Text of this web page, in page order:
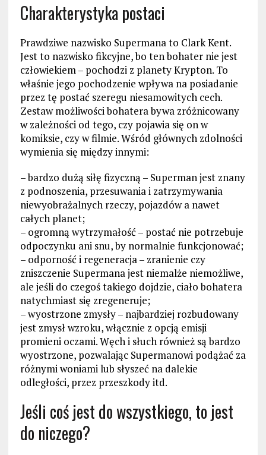
Charakterystyka postaci
Prawdziwe nazwisko Supermana to Clark Kent.
Jest to nazwisko fikcyjne, bo ten bohater nie jest
człowiekiem – pochodzi z planety Krypton. To
właśnie jego pochodzenie wpływa na posiadanie
przez tę postać szeregu niesamowitych cech.
Zestaw możliwości bohatera bywa zróżnicowany
w zależności od tego, czy pojawia się on w
komiksie, czy w filmie. Wśród głównych zdolności
wymienia się między innymi:
– bardzo dużą siłę fizyczną – Superman jest znany
z podnoszenia, przesuwania i zatrzymywania
niewyobrażalnych rzeczy, pojazdów a nawet
całych planet;
– ogromną wytrzymałość – postać nie potrzebuje
odpoczynku ani snu, by normalnie funkcjonować;
– odporność i regeneracja – zranienie czy
zniszczenie Supermana jest niemalże niemożliwe,
ale jeśli do czegoś takiego dojdzie, ciało bohatera
natychmiast się zregeneruje;
– wyostrzone zmysły – najbardziej rozbudowany
jest zmysł wzroku, włącznie z opcją emisji
promieni oczami. Węch i słuch również są bardzo
wyostrzone, pozwalając Supermanowi podążać za
różnymi woniami lub słyszeć na dalekie
odległości, przez przeszkody itd.
Jeśli coś jest do wszystkiego, to jest
do niczego?